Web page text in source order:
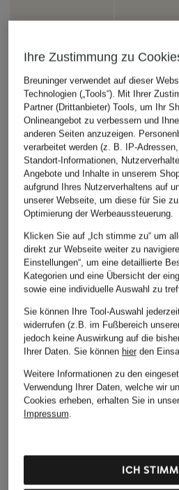
ILSE JACOBSEN
Sneaker Low
TULIP3275
ILSE
Sneaker Low
Ihre Zustimmung zu
Breuninger verwendet auf dieser
Technologien („Tools“). Mit Ihrer
Partner (Drittanbieter) Tools, um Ihr
Onlineangebot zu verbessern und
anderen Seiten anzuzeigen.
verarbeitet werden (z. B. IP-
Standort-Informationen,
Angebote und Inhalte in unserem
aufgrund Ihres Nutzerverhaltens auf
unserer Webseite, um diese für Sie
Optimierung der Werbeaussteuerung.
Klicken Sie auf „Ich stimme zu“ um
direkt zur Webseite weiter zu
Einstellungen“, um eine detaillierte
Kategorien und eine Übersicht der
sowie eine individuelle Auswahl zu
Sie können Ihre Tool-Auswahl
widerrufen (z.B. im Fußbereich
jedoch keine Auswirkung auf die
Ihrer Daten. Sie können hierden
Weitere Informationen zu den
Verwendung Ihrer Daten, welche wir
Cookies erheben, erhalten Sie in
Impressum.
ICH